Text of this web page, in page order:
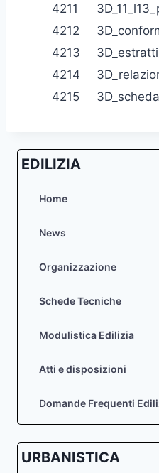
4211
4212
4213
4214
4215
EDILIZIA
Home
News
Organizzazione
Schede Tecniche
Modulistica Edilizia
Atti e disposizioni
Domande Frequenti
URBANISTICA